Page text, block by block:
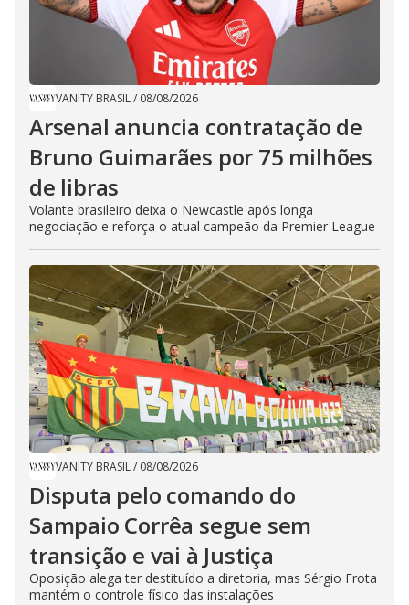
VANITY BRASIL/ 08/08/2026
Arsenal anuncia contratação de
Bruno Guimarães por 75 milhões
de libras
Volante brasileiro deixa o Newcastle após longa
negociação e reforça o atual campeão da Premier League
VANITY BRASIL/ 08/08/2026
Disputa pelo comando do
Sampaio Corrêa segue sem
transição e vai à Justiça
Oposição alega ter destituído a diretoria, mas Sérgio Frota
mantém o controle físico das instalações